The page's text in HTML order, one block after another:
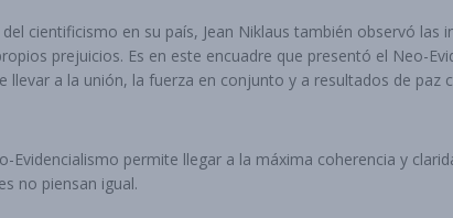
cientificismo en su país, Jean Niklaus también observó las
prejuicios. Es en este encuadre que presentó el Neo-
a la unión, la fuerza en conjunto y a resultados de paz
permite llegar a la máxima coherencia y
no piensan igual.